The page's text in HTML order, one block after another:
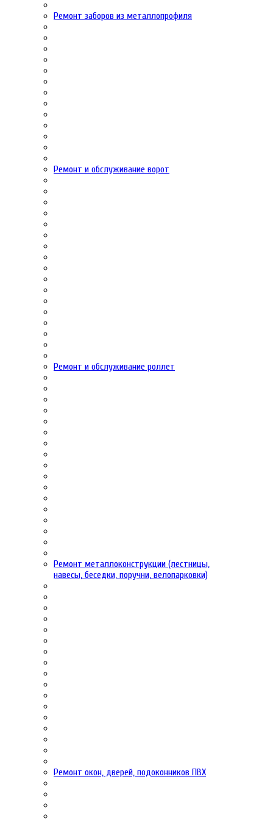
Ремонт заборов из металлопрофиля
Ремонт и обслуживание ворот
Ремонт и обслуживание роллет
Ремонт металлоконструкции (лестницы,
навесы, беседки, поручни, велопарковки)
Ремонт окон, дверей, подоконников ПВХ